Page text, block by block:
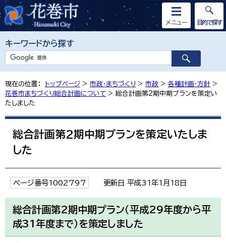
キーワードから探す
メニュー 目的で探す
現在の位置： トップページ > 市政・まちづくり > 市政 > 各種計画・方針 >
花巻市まちづくり総合計画について > 総合計画第2期中期プランを策定い
たしました
総合計画第2期中期プランを策定いたしま
した
ページ番号1002797 更新日 平成31年1月18日
総合計画第2期中期プラン（平成29年度から平
成31年度まで）を策定しました